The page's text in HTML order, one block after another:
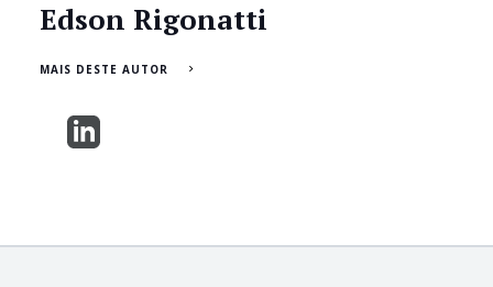
Edson Rigonatti
MAIS DESTE AUTOR